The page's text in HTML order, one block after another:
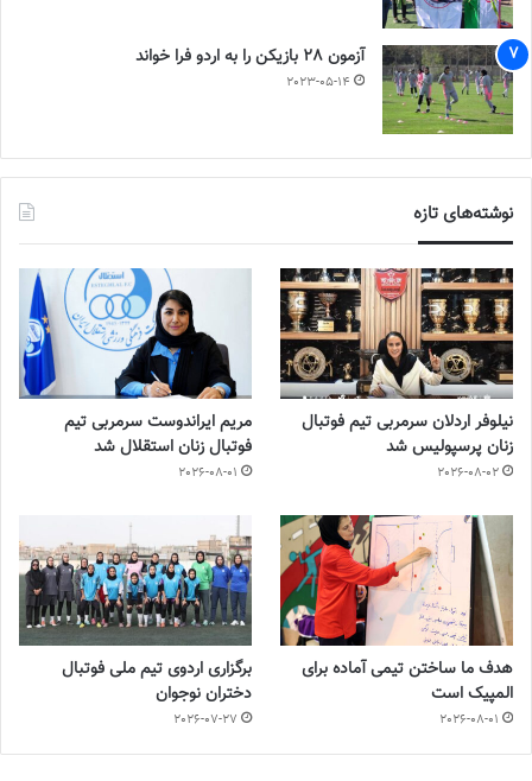
آزمون 28 بازیکن را به اردو فرا خواند
2023-05-14
نوشته‌های تازه
نیلوفر اردلان سرمربی تیم فوتبال
زنان پرسپولیس شد
2026-08-02
مریم ایراندوست سرمربی تیم
فوتبال زنان استقلال شد
2026-08-01
هدف ما ساختن تیمی آماده برای
المپیک است
2026-08-01
برگزاری اردوی تیم ملی فوتبال
دختران نوجوان
2026-07-27